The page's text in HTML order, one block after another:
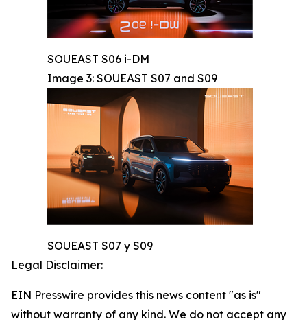
SOUEAST S06 i-DM
Image 3: SOUEAST S07 and S09
SOUEAST S07 y S09
Legal Disclaimer:
EIN Presswire provides this news content "as is"
without warranty of any kind. We do not accept any